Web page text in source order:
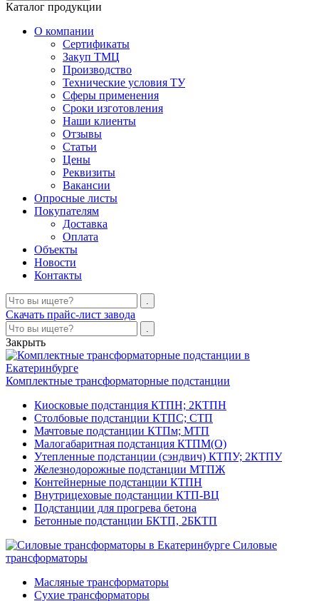
Каталог продукции
О компании
Сертификаты
Закуп ТМЦ
Производство
Технические условия ТУ
Сферы применения
Сроки изготовления
Наши клиенты
Отзывы
Статьи
Цены
Реквизиты
Вакансии
Опросные листы
Покупателям
Доставка
Оплата
Объекты
Новости
Контакты
Скачать прайс-лист завода
Закрыть
Комплектные трансформаторные подстанции
Киосковые подстанция КТПН; 2КТПН
Столбовые подстанции КТПС; СТП
Мачтовые подстанции КТПм; МТП
Малогабаритная подстанция КТПМ(О)
Утепленные подстанции (сэндвич) КТПУ; 2КТПУ
Железнодорожные подстанции МТПЖ
Контейнерные подстанции КТПН
Внутрицеховые подстанции КТП-ВЦ
Подстанции для прогрева бетона
Бетонные подстанции БКТП, 2БКТП
Силовые
трансформаторы
Масляные трансформаторы
Сухие трансформаторы